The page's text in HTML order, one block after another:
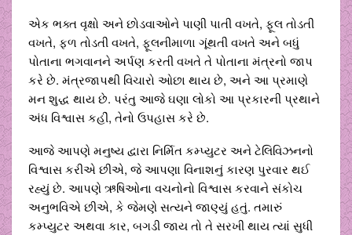
એક ભક્ત વૃક્ષો અને છોડવાઓને પાણી પાતી વખતે, ફૂલ તોડતી
વખતે, ફળ તોડતી વખતે, ફૂલનીમાળા ગૂંથતી વખતે અને બધું
પોતાના ભગવાનને અર્પણ કરતી વખતે તે પોતાના મંત્રનો જાપ
કરે છે. મંત્રજાપથી વિચારો ઓછા થાય છે, અને આ પ્રમાણે
મન શુદ્ધ થાય છે. પરંતુ આજે ઘણા લોકો આ પ્રકારની પ્રથાને
અંધ વિશ્વાસ કહીં, તેનો ઉપહાસ કરે છે.
આજે આપણે મનુષ્ય દ્વારા નિર્મિત કમ્પ્યુટર અને ટેલિવિઝનનો
વિશ્વાસ કરીએ છીએ, જે આપણા વિનાશનું કારણ પુરવાર થઈ
રહ્યું છે. આપણે ઋષિઓના વચનોનો વિશ્વાસ કરવાને સંકોચ
અનુભવિએ છીએ, કે જેમણે સત્યને જાણ્યું હતું. તમારું
કમ્પ્યુટર અથવા કાર, બગડી જાય તો તે સરખી થાય ત્યાં સુધી